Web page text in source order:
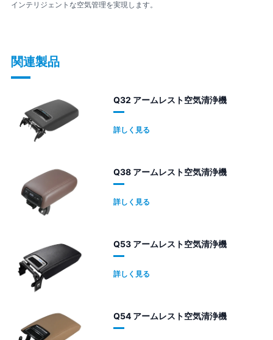
インテリジェントな空気管理を実現します。
関連製品
Q32 アームレスト空気清浄機
詳しく見る
Q38 アームレスト空気清浄機
詳しく見る
Q53 アームレスト空気清浄機
詳しく見る
Q54 アームレスト空気清浄機